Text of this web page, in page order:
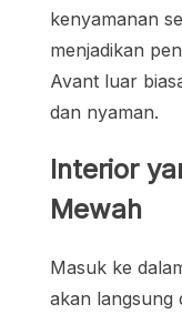
kenyamanan
menjadikan
Avant luar
dan nyaman.
Interior
Mewah
Masuk ke
akan langsung